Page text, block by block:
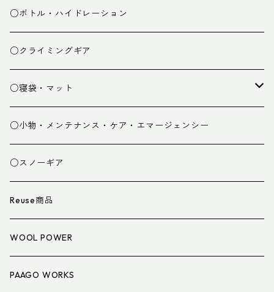
ミドルレイヤー
ベースレイヤー
パンツ
グローブ
スパッツ・ゲイター
衣類小物
アイウェア
○ボトル・ハイドレーション
○クライミングギア
○寝袋・マット
寝袋
マット
寝具小物
○小物・メンテナンス・ケア・エマージェンシー
○スノーギア
Reuse商品
WOOL POWER
PAAGO WORKS